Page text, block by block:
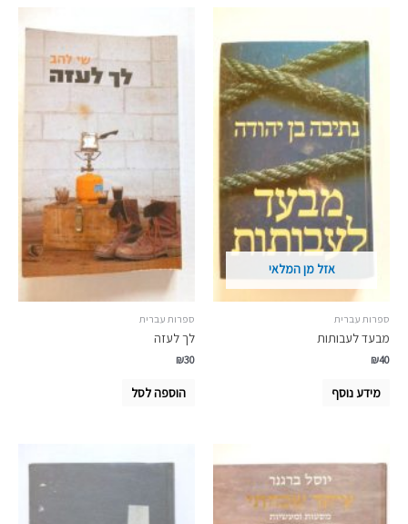
אזל מן המלאי
ספרות עברית
מבעד לעבותות
₪40
מידע נוסף
ספרות עברית
לך לעזה
₪30
הוספה לסל